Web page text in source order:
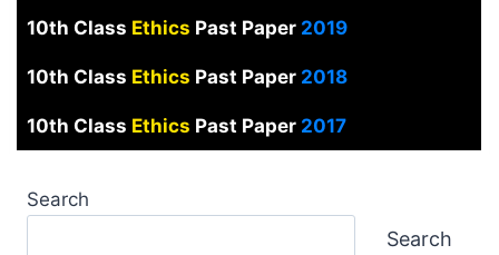
10th Class Ethics Past Paper 2019
10th Class Ethics Past Paper2018
10th Class Ethics Past Paper2017
Search
Search